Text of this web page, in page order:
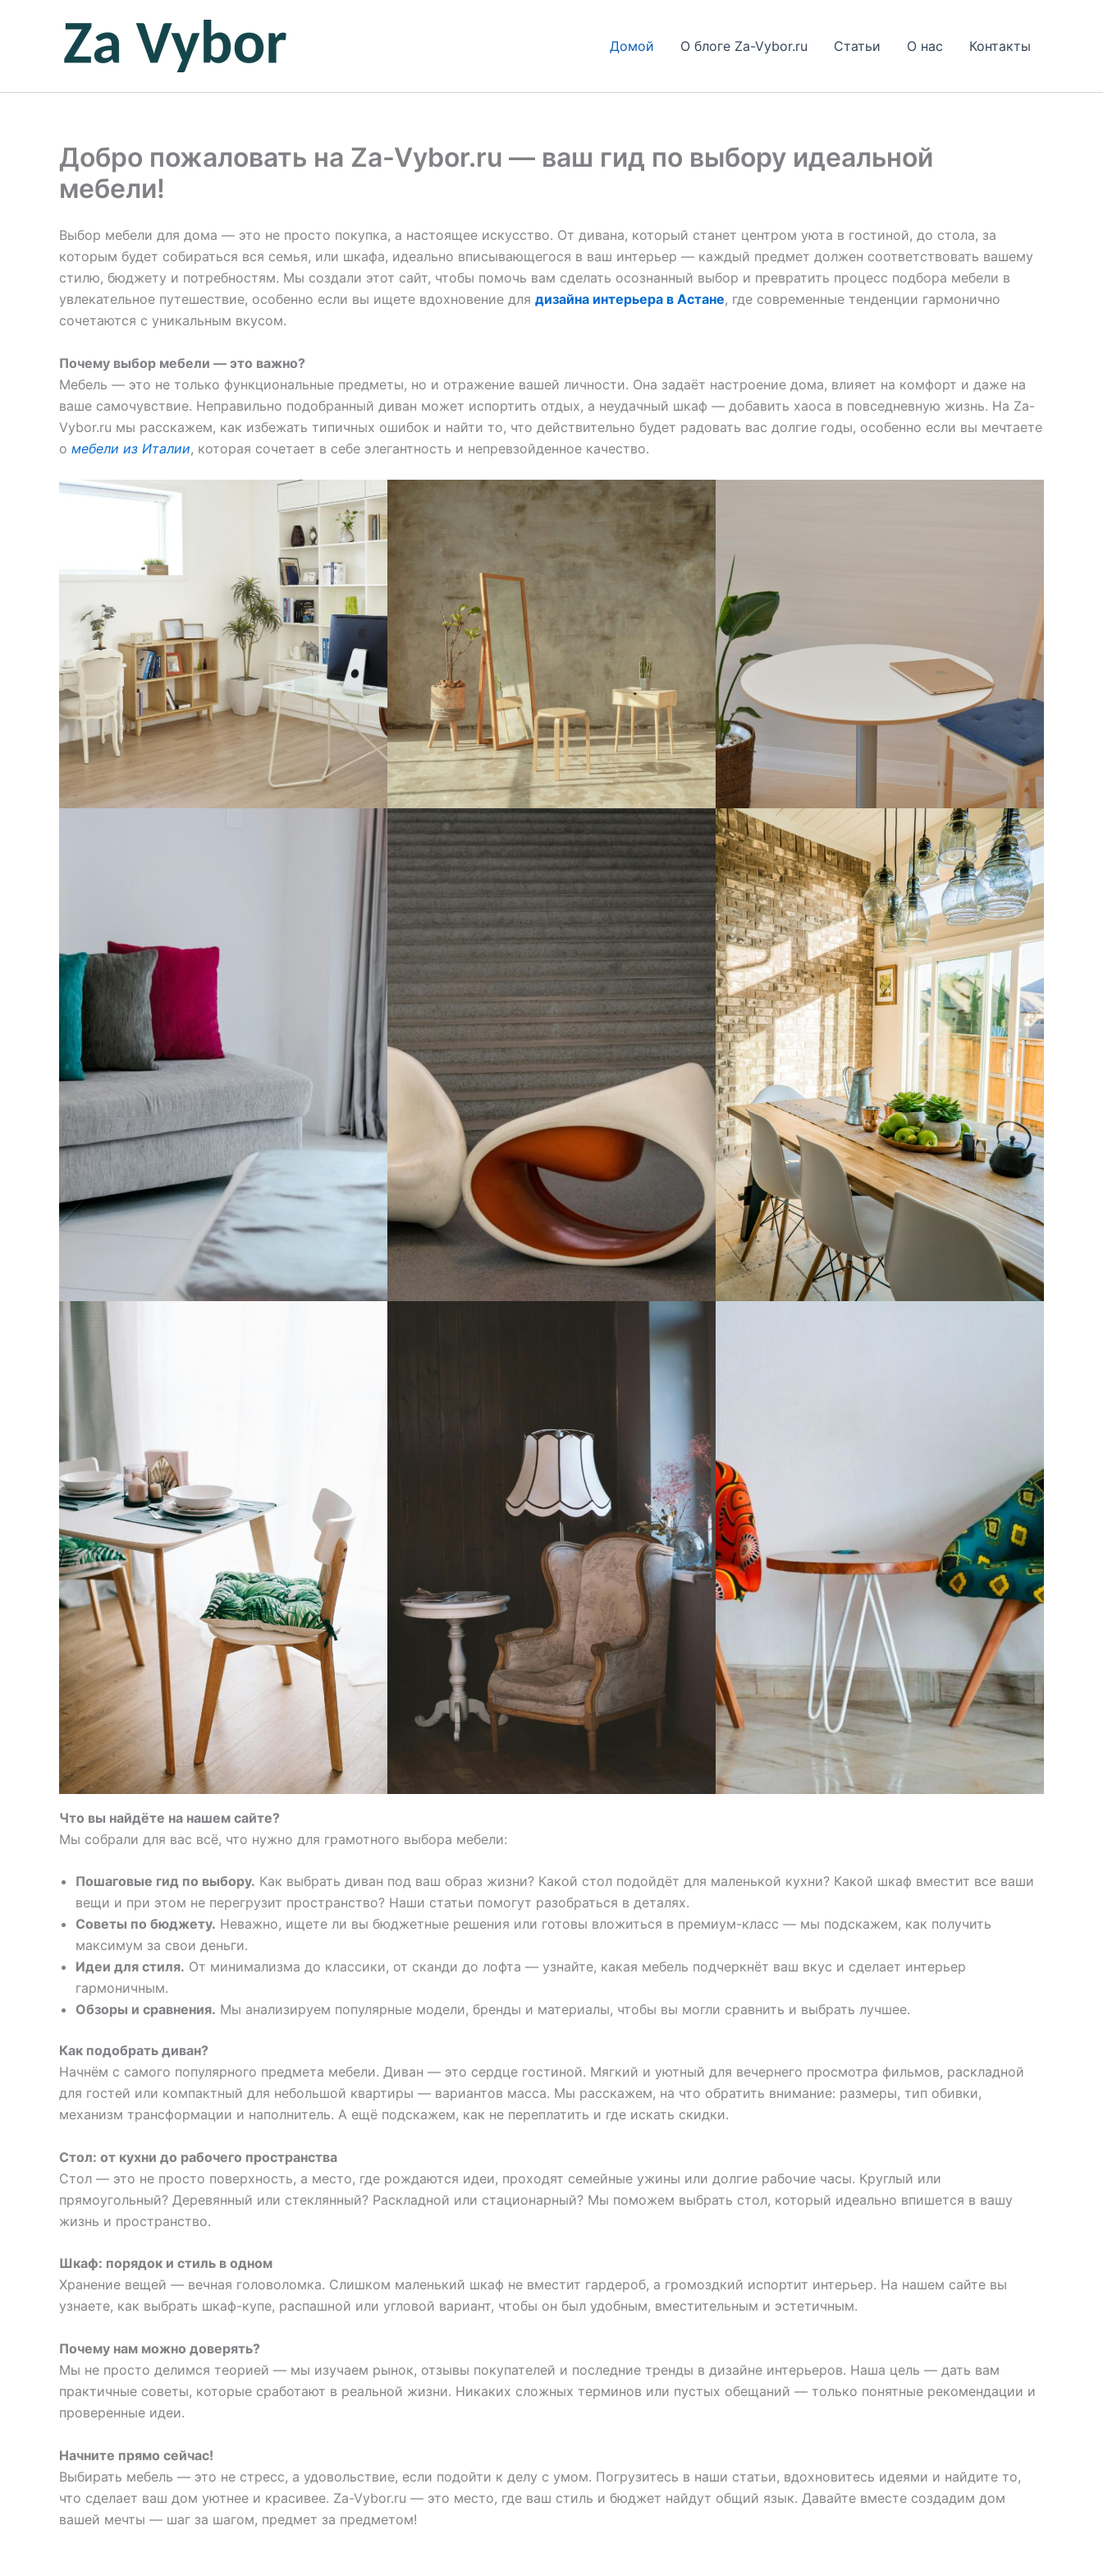
содержимому
Домой О блоге Za-Vybor.ru Статьи О нас Контакты
Добро пожаловать на Za-Vybor.ru — ваш гид по выбору идеальной
мебели!
Выбор мебели для дома — это не просто покупка, а настоящее искусство. От дивана, который станет центром уюта в гостиной, до стола, за
которым будет собираться вся семья, или шкафа, идеально вписывающегося в ваш интерьер — каждый предмет должен соответствовать вашему
стилю, бюджету и потребностям. Мы создали этот сайт, чтобы помочь вам сделать осознанный выбор и превратить процесс подбора мебели в
увлекательное путешествие, особенно если вы ищете вдохновение для дизайна интерьера в Астане, где современные тенденции гармонично
сочетаются с уникальным вкусом.
Почему выбор мебели — это важно?
Мебель — это не только функциональные предметы, но и отражение вашей личности. Она задаёт настроение дома, влияет на комфорт и даже на
ваше самочувствие. Неправильно подобранный диван может испортить отдых, а неудачный шкаф — добавить хаоса в повседневную жизнь. На Za-
Vybor.ru мы расскажем, как избежать типичных ошибок и найти то, что действительно будет радовать вас долгие годы, особенно если вы мечтаете
о мебели из Италии, которая сочетает в себе элегантность и непревзойденное качество.
Что вы найдёте на нашем сайте?
Мы собрали для вас всё, что нужно для грамотного выбора мебели:
Пошаговые гид по выбору. Как выбрать диван под ваш образ жизни? Какой стол подойдёт для маленькой кухни? Какой шкаф вместит все ваши
вещи и при этом не перегрузит пространство? Наши статьи помогут разобраться в деталях.
Советы по бюджету. Неважно, ищете ли вы бюджетные решения или готовы вложиться в премиум-класс — мы подскажем, как получить
максимум за свои деньги.
Идеи для стиля. От минимализма до классики, от сканди до лофта — узнайте, какая мебель подчеркнёт ваш вкус и сделает интерьер
гармоничным.
Обзоры и сравнения. Мы анализируем популярные модели, бренды и материалы, чтобы вы могли сравнить и выбрать лучшее.
Как подобрать диван?
Начнём с самого популярного предмета мебели. Диван — это сердце гостиной. Мягкий и уютный для вечернего просмотра фильмов, раскладной
для гостей или компактный для небольшой квартиры — вариантов масса. Мы расскажем, на что обратить внимание: размеры, тип обивки,
механизм трансформации и наполнитель. А ещё подскажем, как не переплатить и где искать скидки.
Стол: от кухни до рабочего пространства
Стол — это не просто поверхность, а место, где рождаются идеи, проходят семейные ужины или долгие рабочие часы. Круглый или
прямоугольный? Деревянный или стеклянный? Раскладной или стационарный? Мы поможем выбрать стол, который идеально впишется в вашу
жизнь и пространство.
Шкаф: порядок и стиль в одном
Хранение вещей — вечная головоломка. Слишком маленький шкаф не вместит гардероб, а громоздкий испортит интерьер. На нашем сайте вы
узнаете, как выбрать шкаф-купе, распашной или угловой вариант, чтобы он был удобным, вместительным и эстетичным.
Почему нам можно доверять?
Мы не просто делимся теорией — мы изучаем рынок, отзывы покупателей и последние тренды в дизайне интерьеров. Наша цель — дать вам
практичные советы, которые сработают в реальной жизни. Никаких сложных терминов или пустых обещаний — только понятные рекомендации и
проверенные идеи.
Начните прямо сейчас!
Выбирать мебель — это не стресс, а удовольствие, если подойти к делу с умом. Погрузитесь в наши статьи, вдохновитесь идеями и найдите то,
что сделает ваш дом уютнее и красивее. Za-Vybor.ru — это место, где ваш стиль и бюджет найдут общий язык. Давайте вместе создадим дом
вашей мечты — шаг за шагом, предмет за предметом!